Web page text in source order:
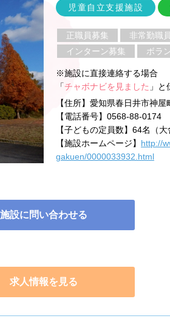
児童自立支援施設
正職員募集 非常勤職
インターン募集
ボラ
※施設に直接連絡する場合
「チャボナビを見ました 」と
【住所】 愛知県春日井市神屋
【電話番号】 0568-88-0174
【子どもの定員数】 64名（大
【施設ホームページ】 http://
gakuen/0000033932.html
施設に問い合わせる
求人情報を見る